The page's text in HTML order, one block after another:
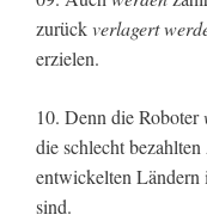
zurückverlagert
erzielen.
10. Denn die Roboter
die schlecht
entwickelten Ländern
sind.